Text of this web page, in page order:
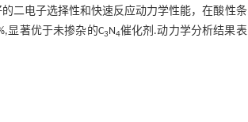
二电子选择性和快速反应动力学性能，在酸性条
显著优于未掺杂的C3N4催化剂.动力学分析结果表